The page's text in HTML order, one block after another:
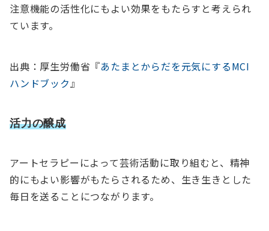
注意機能の活性化にもよい効果をもたらすと考えられ
ています。
出典：厚生労働省『あたまとからだを元気にするMCI
ハンドブック』
活力の醸成
アートセラピーによって芸術活動に取り組むと、精神
的にもよい影響がもたらされるため、生き生きとした
毎日を送ることにつながります。